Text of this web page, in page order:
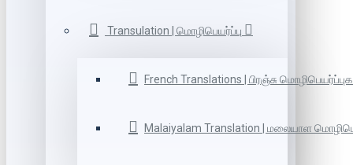
Transulation | மொழிபெயர்ப்பு
French Translations | பிரஞ்சு
Malaiyalam Translation | மலையாள